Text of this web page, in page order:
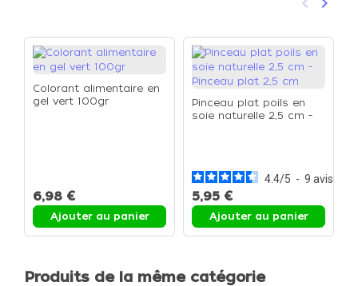
Précédent
Colorant alimentaire en
gel vert 100gr
6,98 €
Ajouter au panier
Pinceau plat poils en
soie naturelle 2,5 cm -
4.4/5 - 9 avis
5,95 €
Ajouter au panier
Produits de la même catégorie